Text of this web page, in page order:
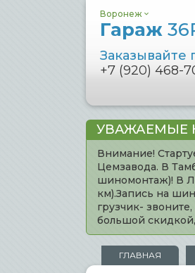
Воронеж
Гараж
Заказывайте
+7 (920) 468-
УВАЖАЕМЫЕ
Внимание!
Цемзавода. В
шиномонтаж)! В
км).Запись на
грузчик-
большой
ГЛАВНАЯ